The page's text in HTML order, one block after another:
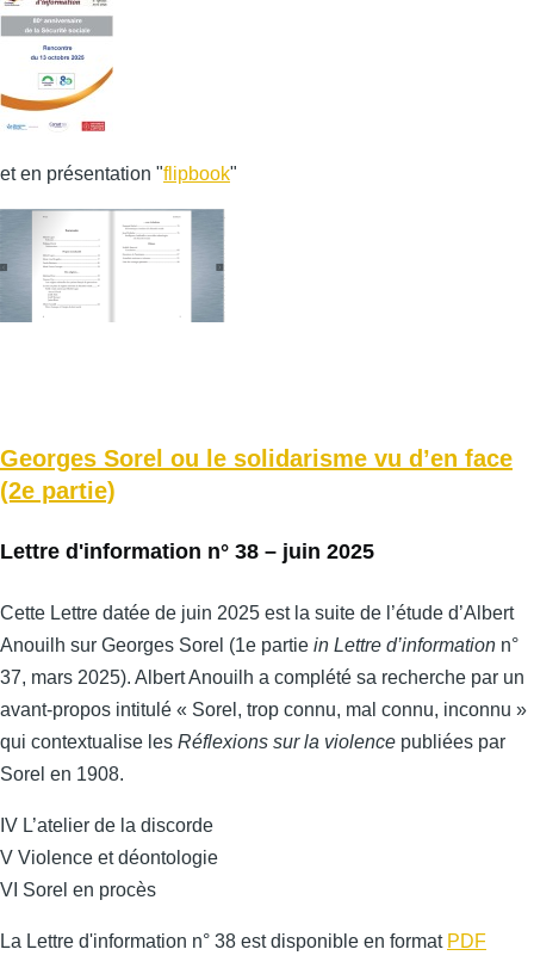
et en présentation "flipbook"
Georges Sorel ou le solidarisme vu d’en face
(2e partie)
Lettre d'information n° 38 – juin 2025
Cette Lettre datée de juin 2025 est la suite de l’étude d’Albert
Anouilh sur Georges Sorel (1e partie in Lettre d’information n°
37, mars 2025). Albert Anouilh a complété sa recherche par un
avant-propos intitulé « Sorel, trop connu, mal connu, inconnu »
qui contextualise les Réflexions sur la violence publiées par
Sorel en 1908.
IV L’atelier de la discorde
V Violence et déontologie
VI Sorel en procès
La Lettre d'information n° 38 est disponible en format PDF